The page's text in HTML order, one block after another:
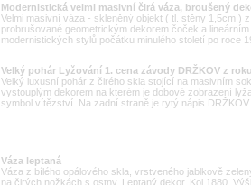
Modernistická velmi masivní čirá váza, broušený
Velmi masivní váza - skleněný objekt ( tl. stěny 1,5cm )
probrušované geometrickým dekorem čoček a
modernistických stylů počátku minulého století po roce
Velký pohár Lyžování 1. cena závody DRŽKOV z
Velký luxusní pohár z čirého skla stojící na masivním
vystouplým dekorem na kterém je dobové zobrazení
symbol vítězství. Na zadní straně je rytý nápis DRŽKOV
Váza leptaná
Váza z bílého opálového skla, vrstveného jablkově
na čirých nožkách s ostny. Leptaný dekor. Kol 1880.